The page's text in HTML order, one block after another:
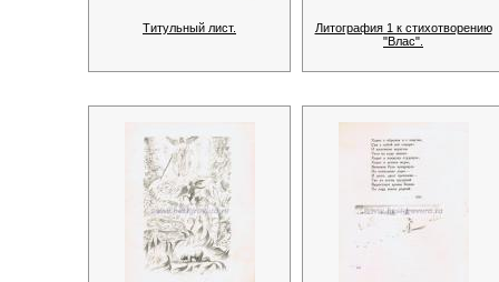
Титульный лист.
Литография 1 к стихотворению
"Влас".